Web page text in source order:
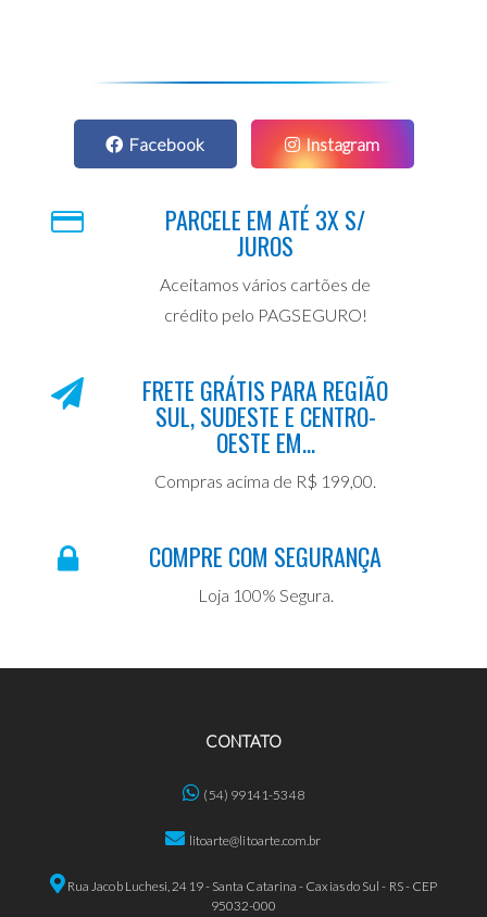
Facebook Instagram
PARCELE EM ATÉ 3X S/
JUROS
Aceitamos vários cartões de
crédito pelo PAGSEGURO!
FRETE GRÁTIS PARA REGIÃO
SUL, SUDESTE E CENTRO-
OESTE EM...
Compras acima de R$ 199,00.
COMPRE COM SEGURANÇA
Loja 100% Segura.
CONTATO
(54) 99141-5348
litoarte@litoarte.com.br
Rua Jacob Luchesi, 2419 - Santa Catarina - Caxias do Sul - RS - CEP
95032-000